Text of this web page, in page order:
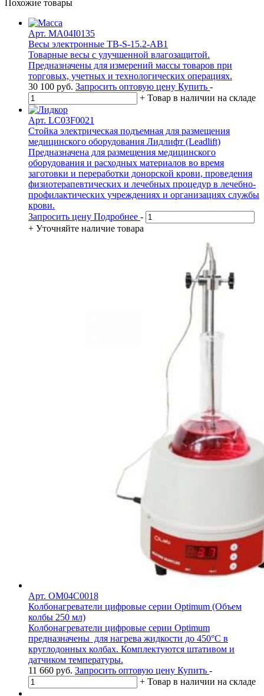
Похожие товары
Арт. MA04I0135
Весы электронные TB-S-15.2-АB1
Товарные весы с улучшенной влагозащитой.
Предназначены для измерений массы товаров при
торговых, учетных и технологических операциях.
30 100 руб. Запросить оптовую цену Купить -
+ Товар в наличии на складе
Арт. LC03F0021
Стойка электрическая подъемная для размещения
медицинского оборудования Лидлифт (Leadlift)
Предназначена для размещения медицинского
оборудования и расходных материалов во время
заготовки и переработки донорской крови, проведения
физиотерапевтических и лечебных процедур в лечебно-
профилактических учреждениях и организациях службы
крови.
Запросить цену Подробнее -
+ Уточняйте наличие товара
Арт. OM04C0018
Колбонагреватели цифровые серии Optimum (Объем
колбы 250 мл)
Колбонагреватели цифровые серии Optimum
предназначены для нагрева жидкости до 450°С в
круглодонных колбах. Комплектуются штативом и
датчиком температуры.
11 660 руб. Запросить оптовую цену Купить -
+ Товар в наличии на складе